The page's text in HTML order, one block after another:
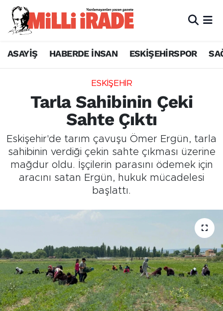
ASAYİŞ HABERDE İNSAN ESKİŞEHİRSPOR
ESKİŞEHİR
Tarla Sahibinin Çeki
Sahte Çıktı
Eskişehir'de tarım çavuşu Ömer Ergün, tarla
sahibinin verdiği çekin sahte çıkması üzerine
mağdur oldu. İşçilerin parasını ödemek için
aracını satan Ergün, hukuk mücadelesi
başlattı.